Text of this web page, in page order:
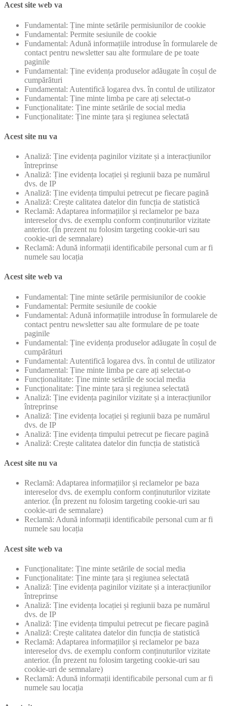
Acest site web va
Fundamental: Ține minte setările permisiunilor de cookie
Fundamental: Permite sesiunile de cookie
Fundamental: Adună informațiile introduse în formularele de
contact pentru newsletter sau alte formulare de pe toate
paginile
Fundamental: Ține evidența produselor adăugate în coșul de
cumpărături
Fundamental: Autentifică logarea dvs. în contul de utilizator
Fundamental: Ține minte limba pe care ați selectat-o
Funcționalitate: Ține minte setările de social media
Funcționalitate: Ține minte țara și regiunea selectată
Acest site nu va
Analiză: Ține evidența paginilor vizitate și a interacțiunilor
întreprinse
Analiză: Ține evidența locației și regiunii baza pe numărul
dvs. de IP
Analiză: Ține evidența timpului petrecut pe fiecare pagină
Analiză: Crește calitatea datelor din funcția de statistică
Reclamă: Adaptarea informațiilor și reclamelor pe baza
intereselor dvs. de exemplu conform conținuturilor vizitate
anterior. (În prezent nu folosim targeting cookie-uri sau
cookie-uri de semnalare)
Reclamă: Adună informații identificabile personal cum ar fi
numele sau locația
Acest site web va
Fundamental: Ține minte setările permisiunilor de cookie
Fundamental: Permite sesiunile de cookie
Fundamental: Adună informațiile introduse în formularele de
contact pentru newsletter sau alte formulare de pe toate
paginile
Fundamental: Ține evidența produselor adăugate în coșul de
cumpărături
Fundamental: Autentifică logarea dvs. în contul de utilizator
Fundamental: Ține minte limba pe care ați selectat-o
Funcționalitate: Ține minte setările de social media
Funcționalitate: Ține minte țara și regiunea selectată
Analiză: Ține evidența paginilor vizitate și a interacțiunilor
întreprinse
Analiză: Ține evidența locației și regiunii baza pe numărul
dvs. de IP
Analiză: Ține evidența timpului petrecut pe fiecare pagină
Analiză: Crește calitatea datelor din funcția de statistică
Acest site nu va
Reclamă: Adaptarea informațiilor și reclamelor pe baza
intereselor dvs. de exemplu conform conținuturilor vizitate
anterior. (În prezent nu folosim targeting cookie-uri sau
cookie-uri de semnalare)
Reclamă: Adună informații identificabile personal cum ar fi
numele sau locația
Acest site web va
Funcționalitate: Ține minte setările de social media
Funcționalitate: Ține minte țara și regiunea selectată
Analiză: Ține evidența paginilor vizitate și a interacțiunilor
întreprinse
Analiză: Ține evidența locației și regiunii baza pe numărul
dvs. de IP
Analiză: Ține evidența timpului petrecut pe fiecare pagină
Analiză: Crește calitatea datelor din funcția de statistică
Reclamă: Adaptarea informațiilor și reclamelor pe baza
intereselor dvs. de exemplu conform conținuturilor vizitate
anterior. (În prezent nu folosim targeting cookie-uri sau
cookie-uri de semnalare)
Reclamă: Adună informații identificabile personal cum ar fi
numele sau locația